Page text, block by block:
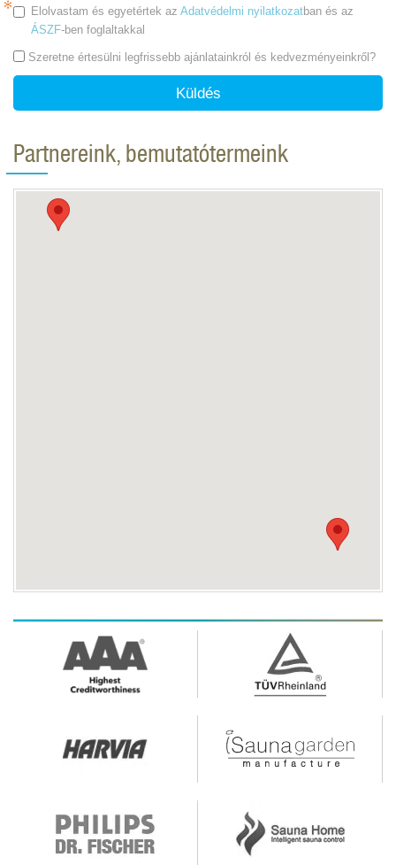
Elolvastam és egyetértek az Adatvédelmi nyilatkozatban és az
ÁSZF-ben foglaltakkal
Szeretne értesülni legfrissebb ajánlatainkról és kedvezményeinkről?
Küldés
Partnereink, bemutatótermeink